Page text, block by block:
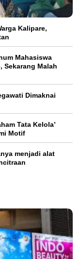
Kalipare,
Mahasiswa
Sekarang Malah
Dimaknai
Tata Kelola’
Motif
menjadi alat